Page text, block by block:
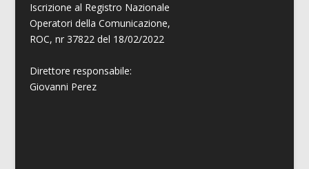
Iscrizione al Registro Nazionale
Operatori della Comunicazione,
ROC, nr 37822 del 18/02/2022
Direttore responsabile:
Giovanni Perez